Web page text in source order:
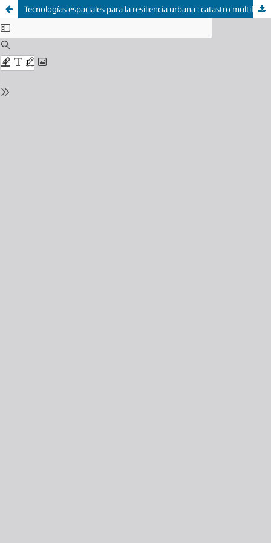
Tecnologías espaciales para la resiliencia urbana : catastro multifinalitario con enfoque en la gestión del riesgo climático en Tierra del Fuego, Argentina